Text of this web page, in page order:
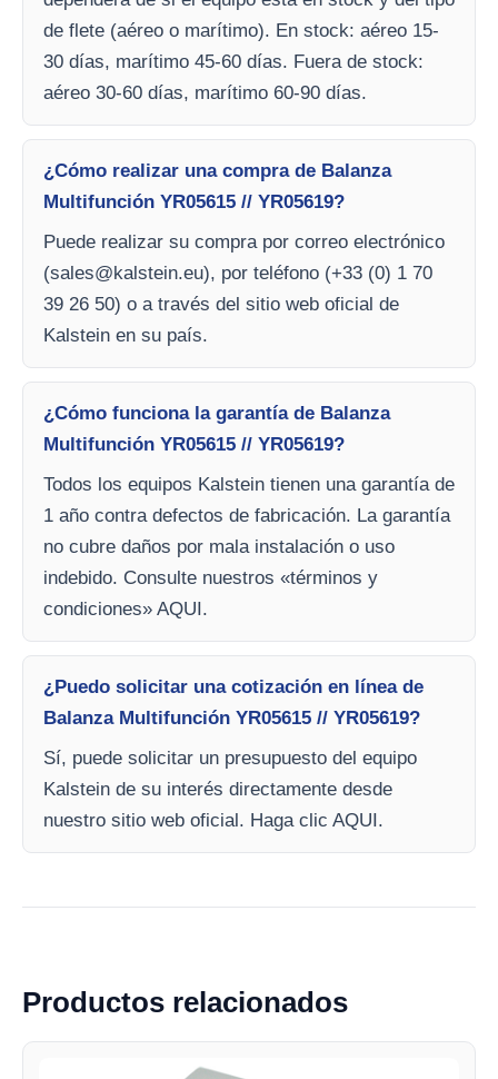
de flete (aéreo o marítimo). En stock: aéreo 15-
30 días, marítimo 45-60 días. Fuera de stock:
aéreo 30-60 días, marítimo 60-90 días.
¿Cómo realizar una compra de Balanza
Multifunción YR05615 // YR05619?
Puede realizar su compra por correo electrónico
(sales@kalstein.eu), por teléfono (+33 (0) 1 70
39 26 50) o a través del sitio web oficial de
Kalstein en su país.
¿Cómo funciona la garantía de Balanza
Multifunción YR05615 // YR05619?
Todos los equipos Kalstein tienen una garantía de
1 año contra defectos de fabricación. La garantía
no cubre daños por mala instalación o uso
indebido. Consulte nuestros «términos y
condiciones» AQUI.
¿Puedo solicitar una cotización en línea de
Balanza Multifunción YR05615 // YR05619?
Sí, puede solicitar un presupuesto del equipo
Kalstein de su interés directamente desde
nuestro sitio web oficial. Haga clic AQUI.
Productos relacionados